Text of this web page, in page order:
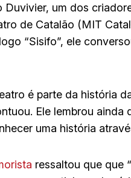
Duvivier, um dos
de Catalão (MIT
“Sisifo”, ele
é parte da história
Ele lembrou
uma história
ressaltou que que